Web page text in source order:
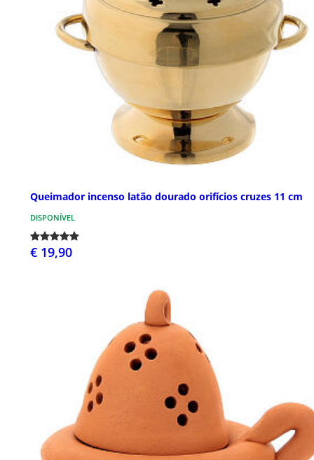
Queimador incenso latão dourado orifícios cruzes 11 cm
DISPONÍVEL
€ 19,90